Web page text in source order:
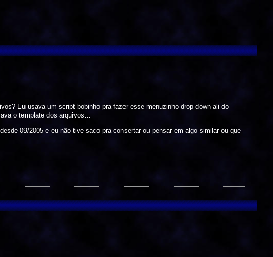
Eu usava um script bobinho pra fazer esse menuzinho drop-down ali do
o template dos arquivos…
09/2005 e eu não tive saco pra consertar ou pensar em algo similar ou que